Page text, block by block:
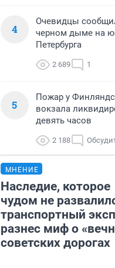
4
Очевидцы
черном дыме на
Петербурга
2 689 1
5
Пожар у
вокзала
девять часов
2 188
МНЕНИЕ
Наследие, которое
чудом не
транспортный
разнес миф о
советских дорогах